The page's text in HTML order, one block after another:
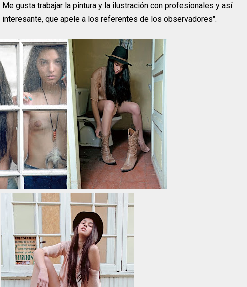
. Me gusta trabajar la pintura y la ilustración con profesionales y así
que apele a los referentes de los observadores".